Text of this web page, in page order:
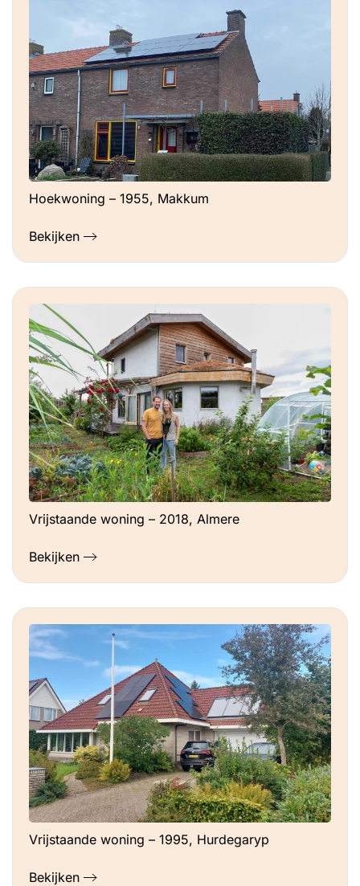
Hoekwoning – 1955, Makkum
Bekijken
Vrijstaande woning – 2018, Almere
Bekijken
Vrijstaande woning – 1995, Hurdegaryp
Bekijken